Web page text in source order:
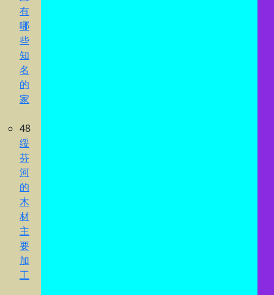
有
哪
些
知
名
的
家
48
绥
芬
河
的
木
材
主
要
加
工